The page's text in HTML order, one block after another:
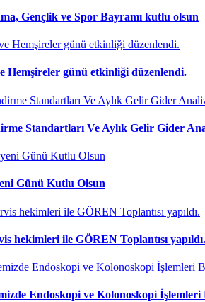
Gençlik ve Spor Bayramı kutlu olsun
Hemşireler günü etkinliği düzenlendi.
Standartları Ve Aylık Gelir Gider
Günü Kutlu Olsun
hekimleri ile GÖREN Toplantısı yapıldı.
Endoskopi ve Kolonoskopi İşlemleri